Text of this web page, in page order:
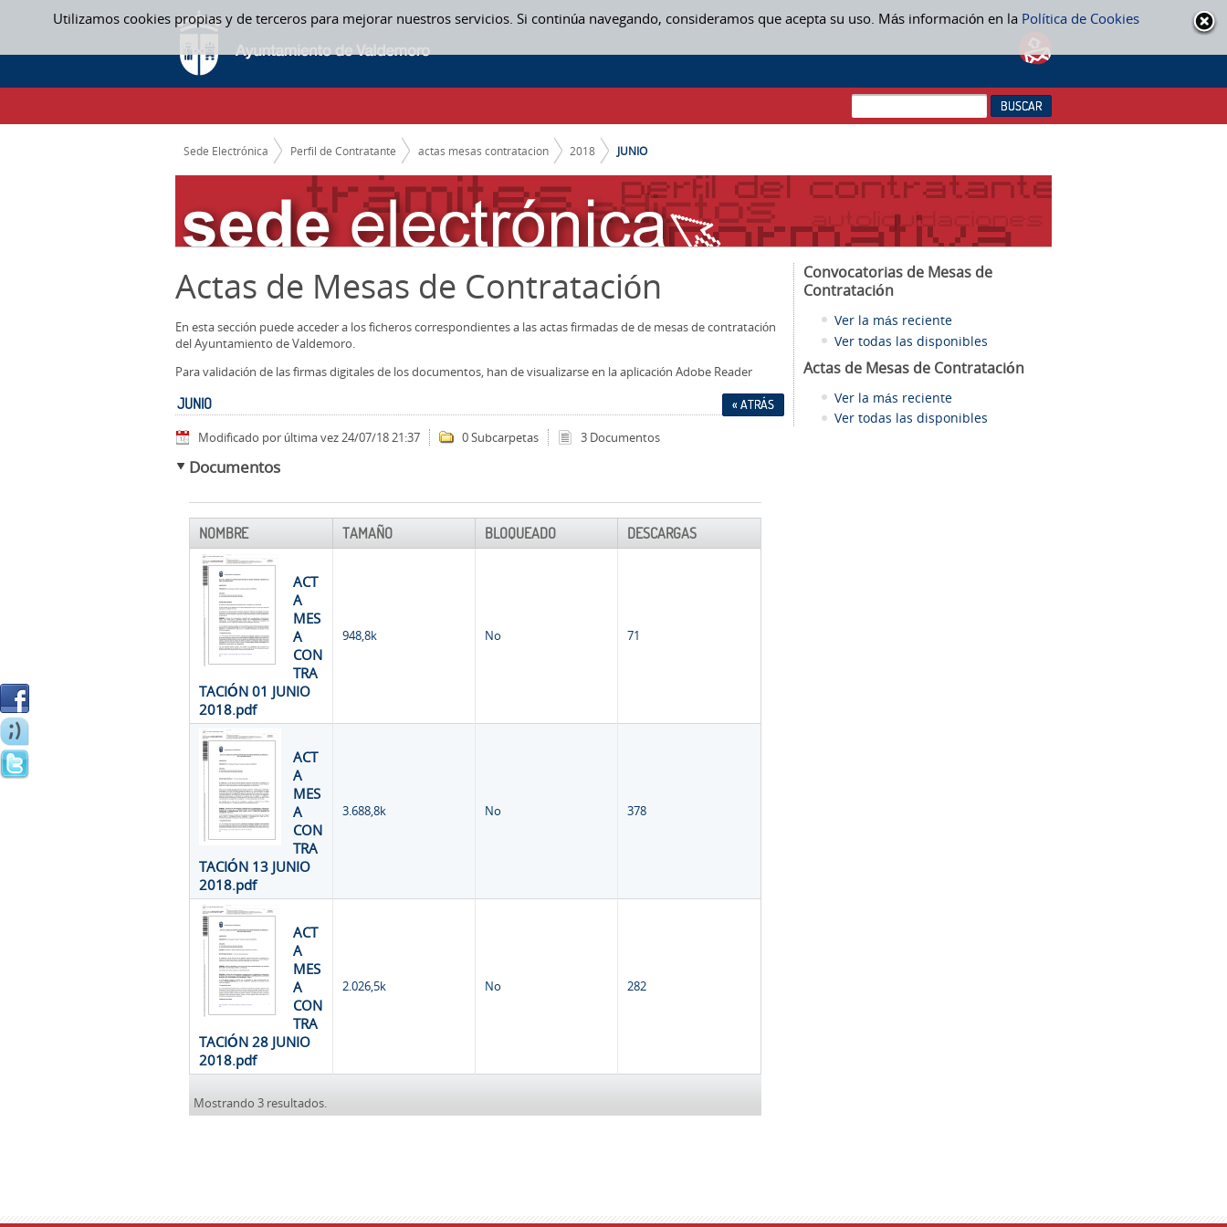
Utilizamos cookies propias y de terceros para mejorar nuestros servicios. Si continúa navegando, consideramos que acepta su uso. Más información en la Política de Cookies
Saltar al contenido
JUNIO - ACTAS MESAS CONTRATACION
CAMINO DE MIGAS
Sede Electrónica Perfil de Contratante actas mesas contratacion 2018 JUNIO
Actas de Mesas de Contratación
En esta sección puede acceder a los ficheros correspondientes a las actas firmadas de de mesas de contratación
del Ayuntamiento de Valdemoro.
Para validación de las firmas digitales de los documentos, han de visualizarse en la aplicación Adobe Reader
« ATRÁS
JUNIO
Modificado por última vez 24/07/18 21:37 0 Subcarpetas 3 Documentos
Documentos
NOMBRE TAMAÑO BLOQUEADO DESCARGAS
ACT
A
MES
A
CON
TRA
TACIÓN 01 JUNIO
2018.pdf
948,8k No 71
ACT
A
MES
A
CON
TRA
TACIÓN 13 JUNIO
2018.pdf
3.688,8k No 378
ACT
A
MES
A
CON
TRA
TACIÓN 28 JUNIO
2018.pdf
2.026,5k No 282
Mostrando 3 resultados.
Convocatorias de Mesas de
Contratación
Ver la más reciente
Ver todas las disponibles
Actas de Mesas de Contratación
Ver la más reciente
Ver todas las disponibles